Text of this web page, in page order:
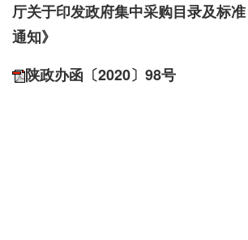
厅关于印发政府集中采购目录及标
通知》
陕政办函〔2020〕98号